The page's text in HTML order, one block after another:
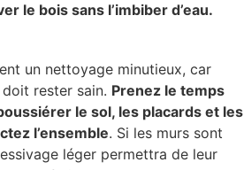
le bois sans l’imbiber d’eau.
un nettoyage minutieux, car
doit rester sain. Prenez le temps
le sol, les placards et les
l’ensemble. Si les murs sont
léger permettra de leur